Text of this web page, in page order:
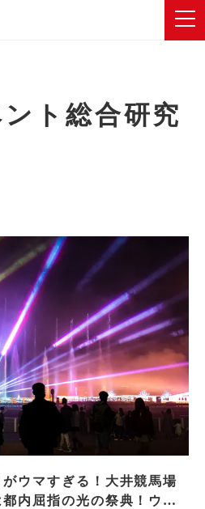
ト総合研究
ウマすぎる！大井競馬場
都内屈指の光の祭典！ウマ